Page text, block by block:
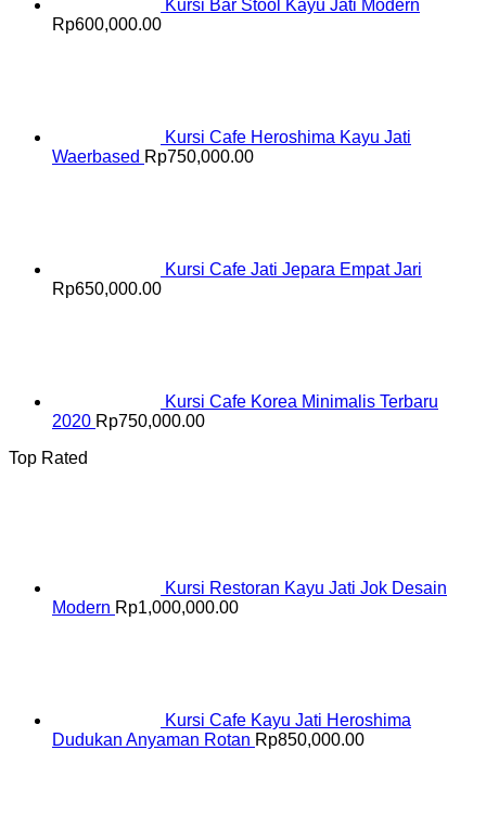
Kursi Bar Stool Kayu Jati Modern
Rp600,000.00
Kursi Cafe Heroshima Kayu Jati
Waerbased Rp750,000.00
Kursi Cafe Jati Jepara Empat Jari
Rp650,000.00
Kursi Cafe Korea Minimalis Terbaru
2020 Rp750,000.00
Top Rated
Kursi Restoran Kayu Jati Jok Desain
Modern Rp1,000,000.00
Kursi Cafe Kayu Jati Heroshima
Dudukan Anyaman Rotan Rp850,000.00